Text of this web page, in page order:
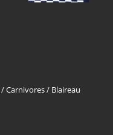
/Carnivores/ Blaireau